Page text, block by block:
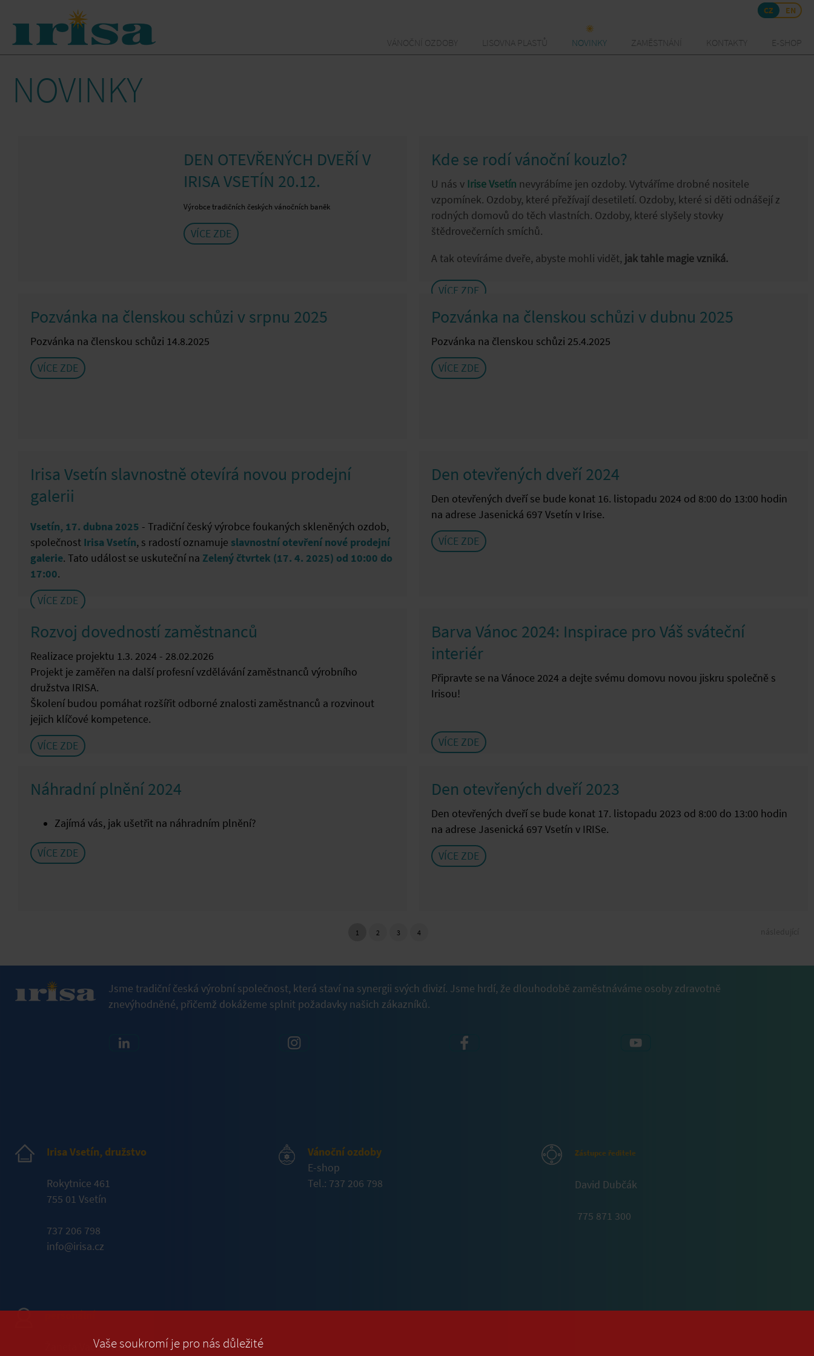
Vaše soukromí je pro nás důležité
CZ EN
E-SHOP
KONTAKTY
ZAMĚSTNÁNÍ
NOVINKY
LISOVNA PLASTŮ
VÁNOČNÍ OZDOBY
NOVINKY
DEN OTEVŘENÝCH DVEŘÍ V
IRISA VSETÍN 20.12.
Výrobce tradičních českých vánočních baněk
VÍCE ZDE
Kde se rodí vánoční kouzlo?
U nás v Irise Vsetín nevyrábíme jen ozdoby. Vytváříme drobné nositele
vzpomínek. Ozdoby, které přežívají desetiletí. Ozdoby, které si děti odnášejí z
rodných domovů do těch vlastních. Ozdoby, které slyšely stovky
štědrovečerních smíchů.
A tak otevíráme dveře, abyste mohli vidět, jak tahle magie vzniká.
VÍCE ZDE
Pozvánka na členskou schůzi v srpnu 2025
Pozvánka na členskou schůzi 14.8.2025
VÍCE ZDE
Pozvánka na členskou schůzi v dubnu 2025
Pozvánka na členskou schůzi 25.4.2025
VÍCE ZDE
Irisa Vsetín slavnostně otevírá novou prodejní
galerii
Vsetín, 17. dubna 2025 - Tradiční český výrobce foukaných skleněných ozdob,
společnost Irisa Vsetín, s radostí oznamuje slavnostní otevření nové prodejní
galerie. Tato událost se uskuteční na Zelený čtvrtek (17. 4. 2025) od 10:00 do
17:00.
VÍCE ZDE
Den otevřených dveří 2024
Den otevřených dveří se bude konat 16. listopadu 2024 od 8:00 do 13:00 hodin
na adrese Jasenická 697 Vsetín v Irise.
VÍCE ZDE
Rozvoj dovedností zaměstnanců
Realizace projektu 1.3. 2024 - 28.02.2026
Projekt je zaměřen na další profesní vzdělávání zaměstnanců výrobního
družstva IRISA.
Školení budou pomáhat rozšířit odborné znalosti zaměstnanců a rozvinout
jejich klíčové kompetence.
VÍCE ZDE
Barva Vánoc 2024: Inspirace pro Váš sváteční
interiér
Připravte se na Vánoce 2024 a dejte svému domovu novou jiskru společně s
Irisou!
VÍCE ZDE
Náhradní plnění 2024
Zajímá vás, jak ušetřit na náhradním plnění?
VÍCE ZDE
Den otevřených dveří 2023
Den otevřených dveří se bude konat 17. listopadu 2023 od 8:00 do 13:00 hodin
na adrese Jasenická 697 Vsetín v IRISe.
VÍCE ZDE
Jsme tradiční česká výrobní společnost, která staví na synergii svých divizí. Jsme hrdí, že dlouhodobě zaměstnáváme osoby zdravotně
znevýhodněné, přičemž dokážeme splnit požadavky našich zákazníků.
Irisa Vsetín, družstvo
Rokytnice 461
755 01 Vsetín
737 206 798
info@irisa.cz
Vánoční ozdoby
E-shop
Tel.: 737 206 798
Zástupce ředitele
David Dubčák
775 871 300
Žaneta Vaculová